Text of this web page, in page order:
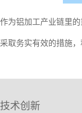
作为铝加工产业链里
采取务实有效的措施
技术创新